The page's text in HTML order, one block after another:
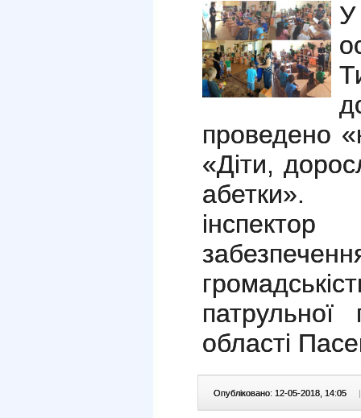
проведено
«Діти,
абетки».
патрульної
області
Опубліковано: 12-05-2018, 14:05 |